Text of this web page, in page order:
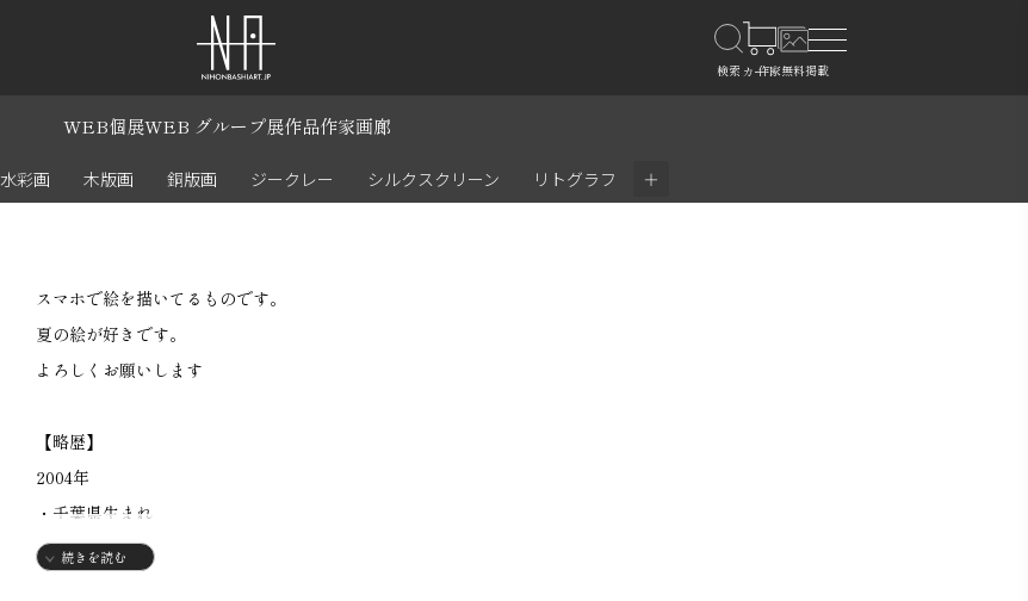
WEB個展WEB グループ展作品作家画廊
水彩画 木版画 銅版画 ジークレー シルクスクリーン リトグラフ ＋
スマホで絵を描いてるものです。
夏の絵が好きです。
よろしくお願いします
【略歴】
2004年
・千葉県生まれ
続きを読む